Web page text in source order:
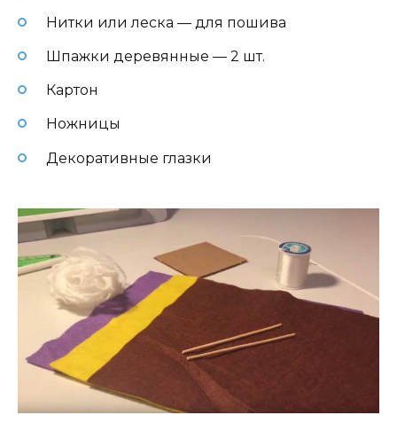
Нитки или леска — для пошива
Шпажки деревянные — 2 шт.
Картон
Ножницы
Декоративные глазки